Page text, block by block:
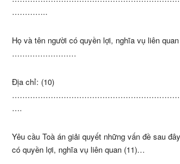
…………..
Họ và tên người có quyền lợi, nghĩa vụ liên
…….………………
Địa chỉ: (10)
….
Yêu cầu Toà án giải quyết những vấn đề sau
có quyền lợi, nghĩa vụ liên quan (11)…